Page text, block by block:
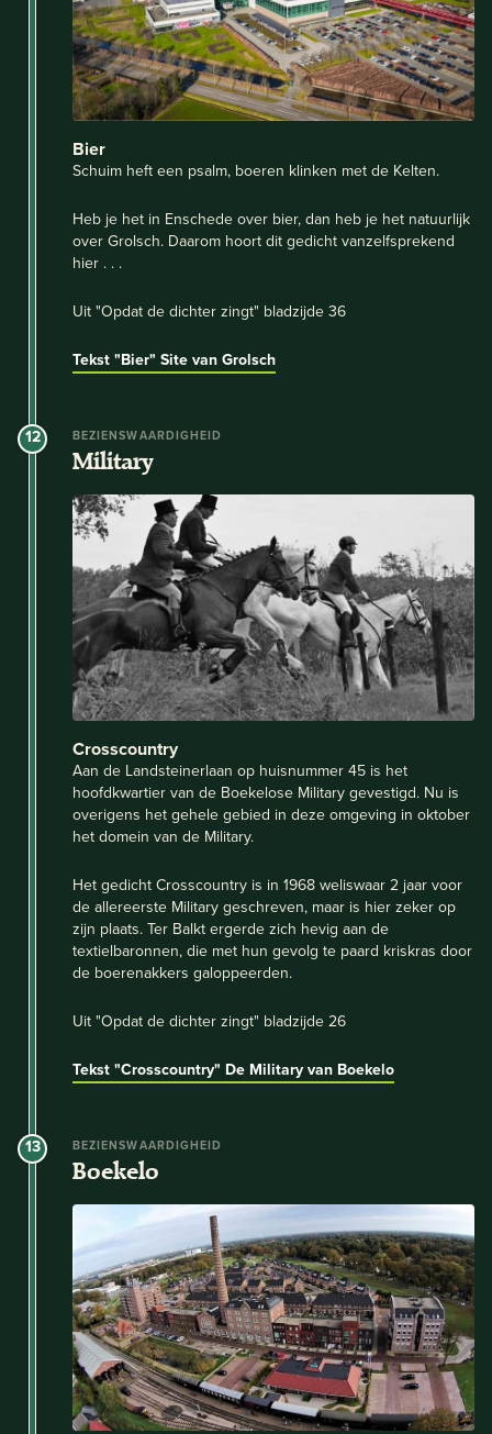
Bier
Schuim heft een psalm, boeren klinken met de Kelten.
Heb je het in Enschede over bier, dan heb je het natuurlijk
over Grolsch. Daarom hoort dit gedicht vanzelfsprekend
hier . . .
Uit "Opdat de dichter zingt" bladzijde 36
Tekst "Bier" Site van Grolsch
12 BEZIENSWAARDIGHEID
Military
Crosscountry
Aan de Landsteinerlaan op huisnummer 45 is het
hoofdkwartier van de Boekelose Military gevestigd. Nu is
overigens het gehele gebied in deze omgeving in oktober
het domein van de Military.
Het gedicht Crosscountry is in 1968 weliswaar 2 jaar voor
de allereerste Military geschreven, maar is hier zeker op
zijn plaats. Ter Balkt ergerde zich hevig aan de
textielbaronnen, die met hun gevolg te paard kriskras door
de boerenakkers galoppeerden.
Uit "Opdat de dichter zingt" bladzijde 26
Tekst "Crosscountry" De Military van Boekelo
13 BEZIENSWAARDIGHEID
Boekelo